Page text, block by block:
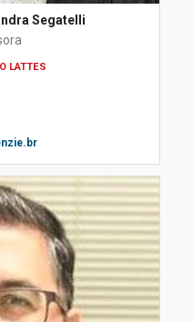
Segatelli
LATTES